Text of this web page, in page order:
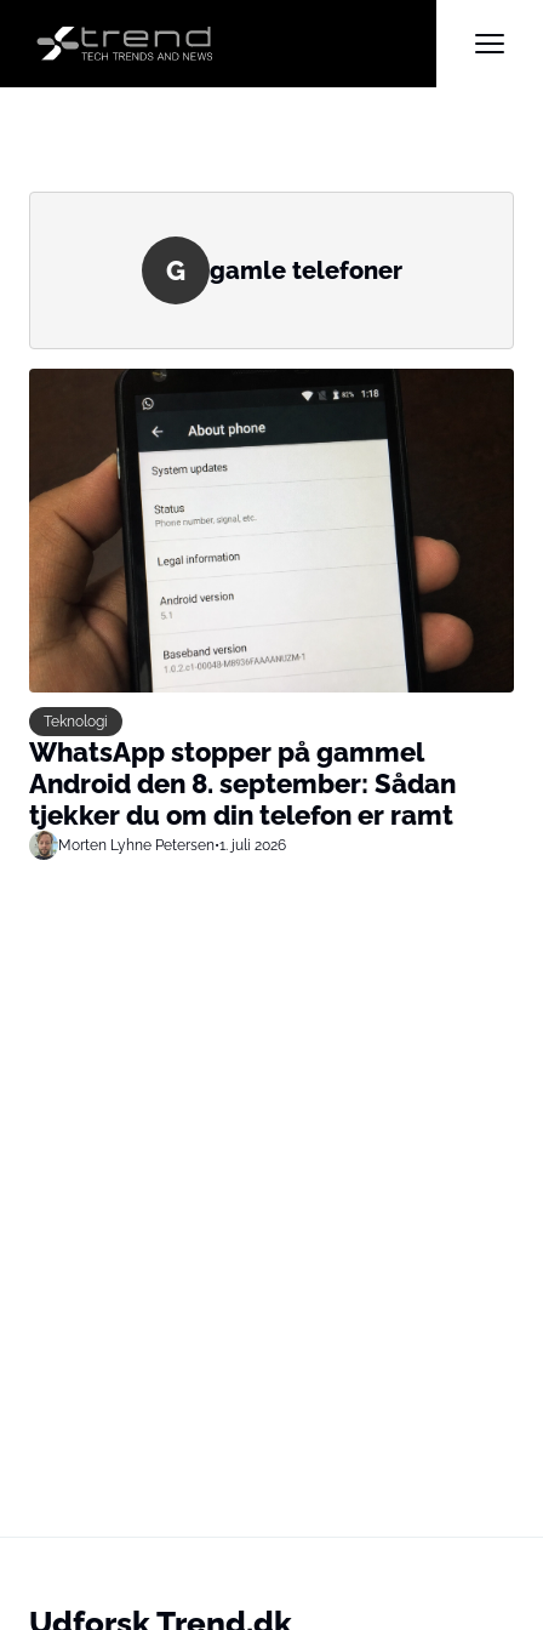
G gamle telefoner
Teknologi
WhatsApp stopper på gammel
Android den 8. september: Sådan
tjekker du om din telefon er ramt
Morten Lyhne Petersen•1. juli 2026
Udforsk Trend.dk